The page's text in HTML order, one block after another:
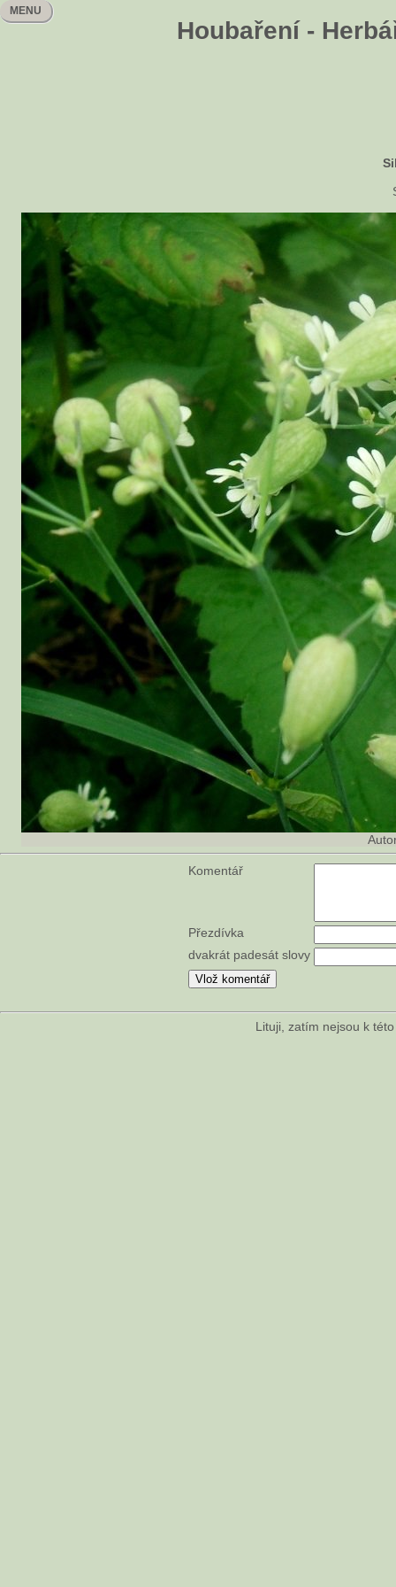
Houbaření -
MENU
Komentář
Přezdívka
dvakrát padesát slovy
Lituji, zatím nejsou k